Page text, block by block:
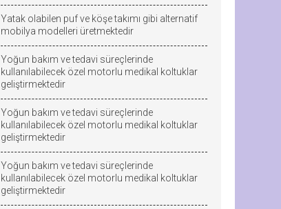
Yatak olabilen puf ve köşe takımı gibi alternatif
mobilya modelleri üretmektedir
Yoğun bakım ve tedavi süreçlerinde
kullanılabilecek özel motorlu medikal koltuklar
geliştirmektedir
Yoğun bakım ve tedavi süreçlerinde
kullanılabilecek özel motorlu medikal koltuklar
geliştirmektedir
Yoğun bakım ve tedavi süreçlerinde
kullanılabilecek özel motorlu medikal koltuklar
geliştirmektedir